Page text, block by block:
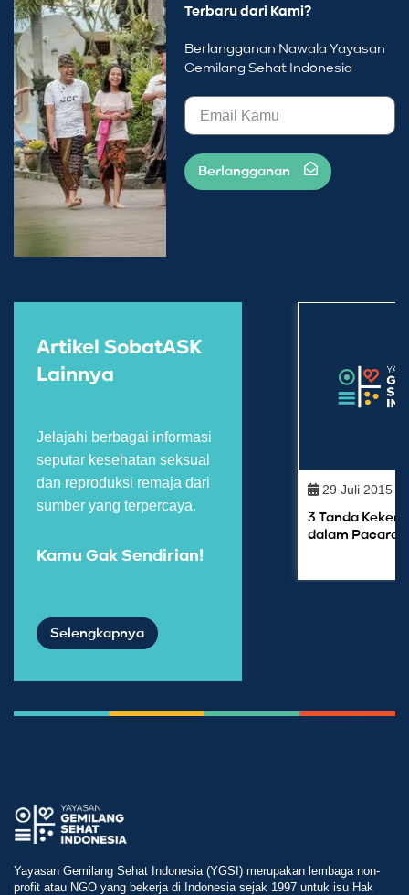
Terbaru dari Kami?
Berlangganan Nawala Yayasan
Gemilang Sehat Indonesia
Berlangganan
Artikel SobatASK
Lainnya
Jelajahi berbagai informasi
seputar kesehatan seksual
dan reproduksi remaja dari
sumber yang terpercaya.
Kamu Gak Sendirian!
Selengkapnya
29 Juli 2015
3 Tanda
dalam Pacaran
Yayasan Gemilang Sehat Indonesia (YGSI) merupakan lembaga non-
profit atau NGO yang bekerja di Indonesia sejak 1997 untuk isu Hak